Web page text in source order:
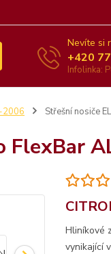
Nevíte si
+420
Infolinka:
Střešní nosiče
FlexBar
Hliníkové
vynikající